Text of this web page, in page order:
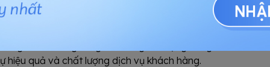
quả, cho phép tùy chỉnh thông điệp tiếp thị dựa
hiệu quả và chất lượng dịch vụ khách hàng.